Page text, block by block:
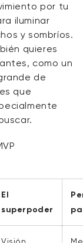
por tu
iluminar
y sombríos.
quieres
como un
de
que
El
superpoder
MicroSD de
Precio de
Precio habitual
Add to cart
More options